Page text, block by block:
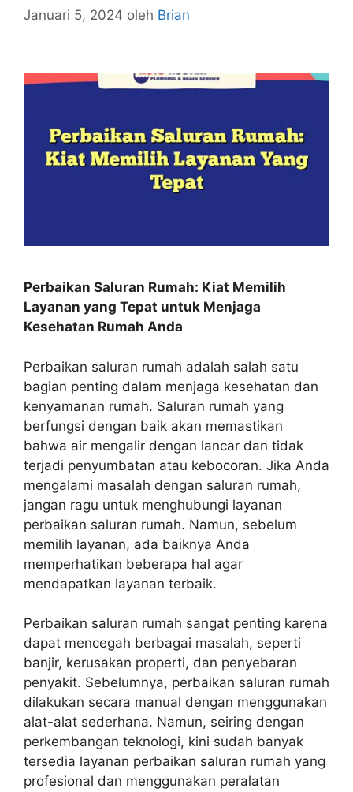
Januari 5, 2024 oleh Brian
Perbaikan Saluran Rumah: Kiat Memilih
Layanan yang Tepat untuk Menjaga
Kesehatan Rumah Anda
Perbaikan saluran rumah adalah salah satu
bagian penting dalam menjaga kesehatan dan
kenyamanan rumah. Saluran rumah yang
berfungsi dengan baik akan memastikan
bahwa air mengalir dengan lancar dan tidak
terjadi penyumbatan atau kebocoran. Jika Anda
mengalami masalah dengan saluran rumah,
jangan ragu untuk menghubungi layanan
perbaikan saluran rumah. Namun, sebelum
memilih layanan, ada baiknya Anda
memperhatikan beberapa hal agar
mendapatkan layanan terbaik.
Perbaikan saluran rumah sangat penting karena
dapat mencegah berbagai masalah, seperti
banjir, kerusakan properti, dan penyebaran
penyakit. Sebelumnya, perbaikan saluran rumah
dilakukan secara manual dengan menggunakan
alat-alat sederhana. Namun, seiring dengan
perkembangan teknologi, kini sudah banyak
tersedia layanan perbaikan saluran rumah yang
profesional dan menggunakan peralatan